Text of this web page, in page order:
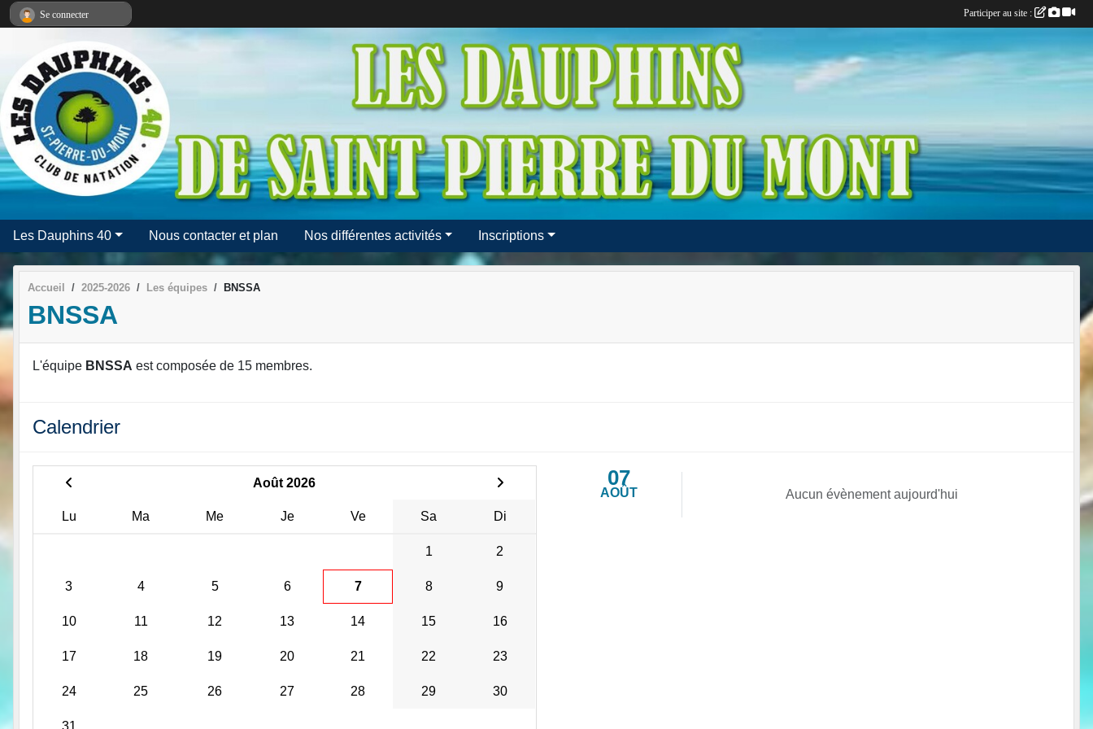
Les Dauphins 40 Nous contacter et plan Nos différentes activités Inscriptions
Accueil 2025-2026 Les équipes BNSSA
BNSSA
L'équipe BNSSA est composée de 15 membres.
Calendrier
Août 2026
Lu Ma Me Je Ve Sa Di
1 2
3 4 5 6 7 8 9
10 11 12 13 14 15 16
17 18 19 20 21 22 23
24 25 26 27 28 29 30
07
AOÛT Aucun évènement aujourd'hui
Se connecter Participer au site :
Panneau de gestion des cookies